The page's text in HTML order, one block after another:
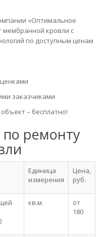
«Оптимальное
мембранной кровли с
по доступным ценам
заказчиками
– бесплатно!
ремонту
Единица
измерения
Цена,
руб.
кв.м.
от
180